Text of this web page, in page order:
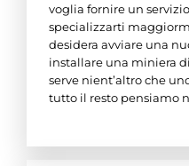
voglia fornire un
specializzarti
desidera avviare una
installare una miniera
serve nient’altro che
tutto il resto pensiamo